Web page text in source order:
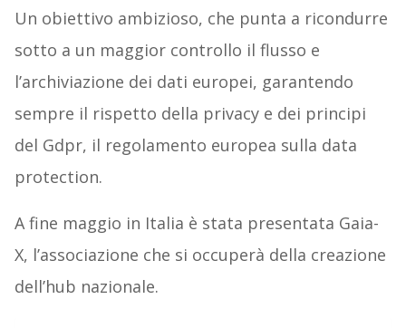
Un obiettivo ambizioso, che punta a ricondurre
sotto a un maggior controllo il flusso e
l’archiviazione dei dati europei, garantendo
sempre il rispetto della privacy e dei principi
del Gdpr, il regolamento europea sulla data
protection.
A fine maggio in Italia è stata presentata Gaia-
X, l’associazione che si occuperà della creazione
dell’hub nazionale.